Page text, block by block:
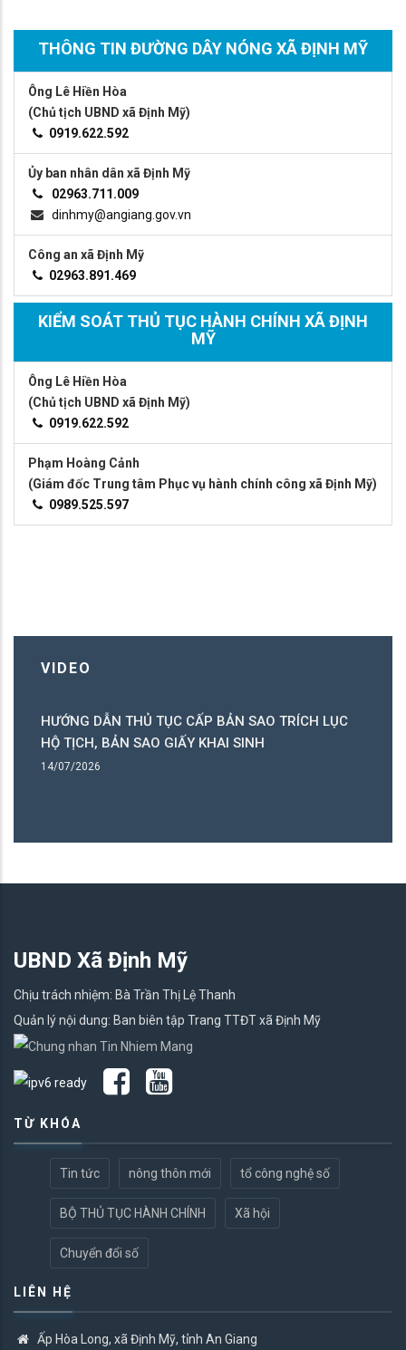
THÔNG TIN ĐƯỜNG DÂY NÓNG XÃ ĐỊNH MỸ
Ông Lê Hiền Hòa
(Chủ tịch UBND xã Định Mỹ)
0919.622.592
Ủy ban nhân dân xã Định Mỹ
02963.711.009
dinhmy@angiang.gov.vn
Công an xã Định Mỹ
02963.891.469
KIỂM SOÁT THỦ TỤC HÀNH CHÍNH XÃ ĐỊNH
MỸ
Ông Lê Hiền Hòa
(Chủ tịch UBND xã Định Mỹ)
0919.622.592
Phạm Hoàng Cảnh
(Giám đốc Trung tâm Phục vụ hành chính công xã Định Mỹ)
0989.525.597
VIDEO
HƯỚNG DẪN THỦ TỤC ĐĂNG KÝ KẾT HÔN TRÊN
CỔNG DỊCH VỤ CÔNG QUỐC GIA
14/07/2026
UBND Xã Định Mỹ
Chịu trách nhiệm: Bà Trần Thị Lệ Thanh
Quản lý nội dung: Ban biên tập Trang TTĐT xã Định Mỹ
TỪ KHÓA
Tin tức nông thôn mới tổ công nghệ số
BỘ THỦ TỤC HÀNH CHÍNH Xã hội
Chuyển đổi số
LIÊN HỆ
Ấp Hòa Long, xã Định Mỹ, tỉnh An Giang